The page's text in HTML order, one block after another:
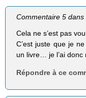
Commentaire 5 dans
Cela ne s’est pas
C’est juste que je
un livre… je l’ai donc
Répondre à ce